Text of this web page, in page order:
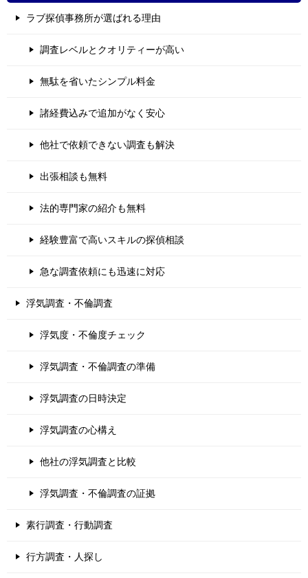
ラブ探偵事務所が選ばれる理由
調査レベルとクオリティーが高い
無駄を省いたシンプル料金
諸経費込みで追加がなく安心
他社で依頼できない調査も解決
出張相談も無料
法的専門家の紹介も無料
経験豊富で高いスキルの探偵相談
急な調査依頼にも迅速に対応
浮気調査・不倫調査
浮気度・不倫度チェック
浮気調査・不倫調査の準備
浮気調査の日時決定
浮気調査の心構え
他社の浮気調査と比較
浮気調査・不倫調査の証拠
素行調査・行動調査
行方調査・人探し